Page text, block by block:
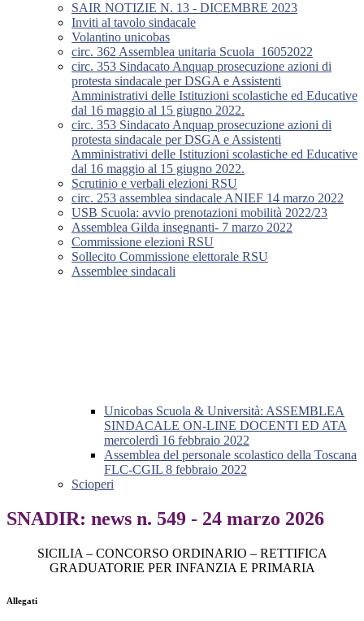
SAIR NOTIZIE N. 13 - DICEMBRE 2023
Inviti al tavolo sindacale
Volantino unicobas
circ. 362 Assemblea unitaria Scuola_16052022
circ. 353 Sindacato Anquap prosecuzione azioni di
protesta sindacale per DSGA e Assistenti
Amministrativi delle Istituzioni scolastiche ed Educative
dal 16 maggio al 15 giugno 2022.
circ. 353 Sindacato Anquap prosecuzione azioni di
protesta sindacale per DSGA e Assistenti
Amministrativi delle Istituzioni scolastiche ed Educative
dal 16 maggio al 15 giugno 2022.
Scrutinio e verbali elezioni RSU
circ. 253 assemblea sindacale ANIEF 14 marzo 2022
USB Scuola: avvio prenotazioni mobilità 2022/23
Assemblea Gilda insegnanti- 7 marzo 2022
Commissione elezioni RSU
Sollecito Commissione elettorale RSU
Assemblee sindacali
Unicobas Scuola & Università: ASSEMBLEA
SINDACALE ON-LINE DOCENTI ED ATA
mercolerdì 16 febbraio 2022
Assemblea del personale scolastico della Toscana
FLC-CGIL 8 febbraio 2022
Scioperi
SNADIR: news n. 549 - 24 marzo 2026
SICILIA – CONCORSO ORDINARIO – RETTIFICA
GRADUATORIE PER INFANZIA E PRIMARIA
Allegati